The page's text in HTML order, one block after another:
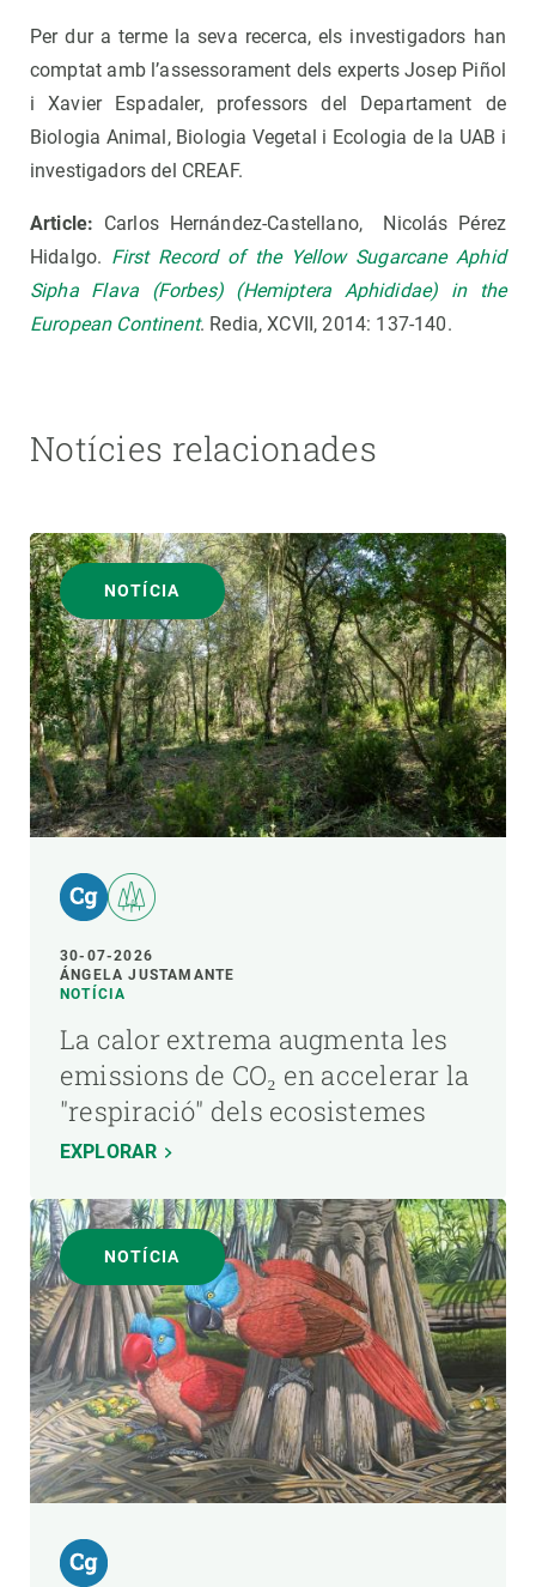
Per dur a terme la seva recerca, els investigadors han
comptat amb l’assessorament dels experts Josep Piñol
i Xavier Espadaler, professors del Departament de
Biologia Animal, Biologia Vegetal i Ecologia de la UAB i
investigadors del CREAF.
Article: Carlos Hernández-Castellano, Nicolás Pérez
Hidalgo. First Record of the Yellow Sugarcane Aphid
Sipha Flava (Forbes) (Hemiptera Aphididae) in the
European Continent. Redia, XCVII, 2014: 137-140.
Notícies relacionades
NOTÍCIA
30-07-2026
ÁNGELA JUSTAMANTE
NOTÍCIA
La calor extrema augmenta les
emissions de CO₂ en accelerar la
"respiració" dels ecosistemes
EXPLORAR
NOTÍCIA